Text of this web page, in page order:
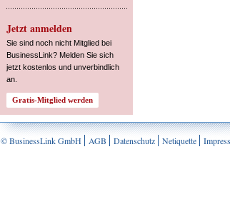
Jetzt anmelden
Sie sind noch nicht Mitglied bei
BusinessLink? Melden Sie sich
jetzt kostenlos und unverbindlich
an.
© BusinessLink GmbH AGB Datenschutz Netiquette